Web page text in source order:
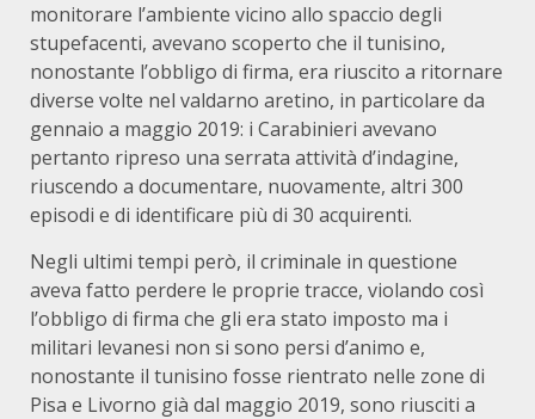
monitorare l’ambiente vicino allo spaccio degli
stupefacenti, avevano scoperto che il tunisino,
nonostante l’obbligo di firma, era riuscito a ritornare
diverse volte nel valdarno aretino, in particolare da
gennaio a maggio 2019: i Carabinieri avevano
pertanto ripreso una serrata attività d’indagine,
riuscendo a documentare, nuovamente, altri 300
episodi e di identificare più di 30 acquirenti.
Negli ultimi tempi però, il criminale in questione
aveva fatto perdere le proprie tracce, violando così
l’obbligo di firma che gli era stato imposto ma i
militari levanesi non si sono persi d’animo e,
nonostante il tunisino fosse rientrato nelle zone di
Pisa e Livorno già dal maggio 2019, sono riusciti a